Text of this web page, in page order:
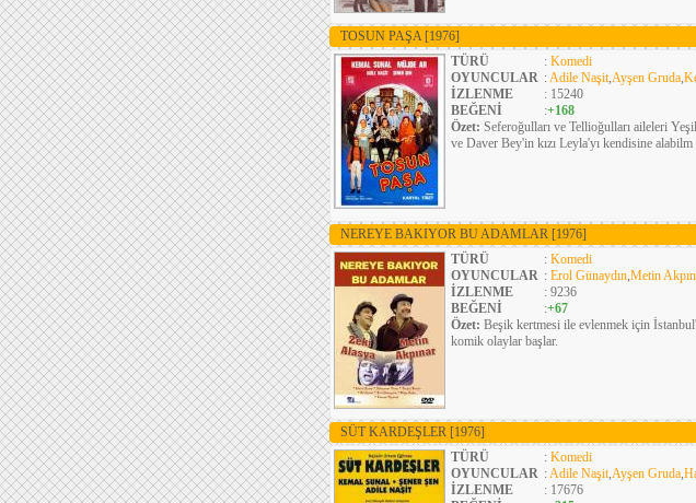
TOSUN PAŞA [1976]
TÜRÜ
: Komedi
OYUNCULAR :Adile Naşit,Ayşen Gruda,
İZLENME
: 15240
BEĞENİ
:+168
Özet: Seferoğulları ve Tellioğulları aileleri
ve Daver Bey'in kızı Leyla'yı kendisine alabilm
NEREYE BAKIYOR BU ADAMLAR [1976]
TÜRÜ
: Komedi
OYUNCULAR : Erol Günaydın,Metin
İZLENME
: 9236
BEĞENİ
:+67
Özet: Beşik kertmesi ile evlenmek için
komik olaylar başlar.
SÜT KARDEŞLER [1976]
TÜRÜ
: Komedi
OYUNCULAR :Adile Naşit,Ayşen Gruda,
İZLENME
: 17676